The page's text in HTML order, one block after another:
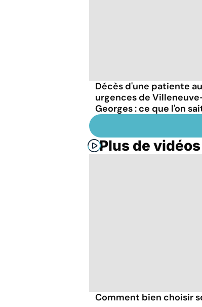
Décès d'une patiente
urgences de
Georges : ce que l'on
Plus de vidéos
Comment bien choisir